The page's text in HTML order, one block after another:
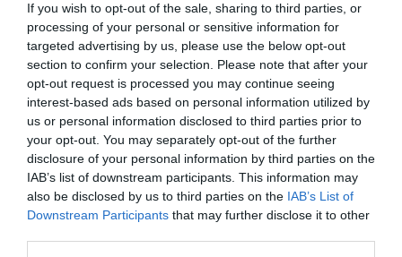
If you wish to opt-out of the sale, sharing to third parties, or
processing of your personal or sensitive information for
targeted advertising by us, please use the below opt-out
section to confirm your selection. Please note that after your
opt-out request is processed you may continue seeing
interest-based ads based on personal information utilized by
us or personal information disclosed to third parties prior to
your opt-out. You may separately opt-out of the further
disclosure of your personal information by third parties on the
IAB’s list of downstream participants. This information may
also be disclosed by us to third parties on the IAB’s List of
Downstream Participants that may further disclose it to other
Értékelések Értékeld Te is
5.0 5 6
4 0
3 0